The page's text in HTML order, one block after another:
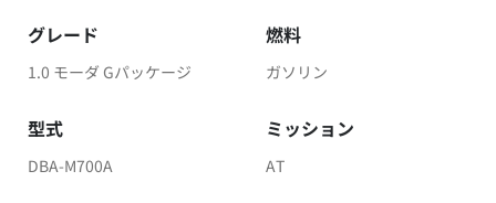
グレード
1.0 モーダ Gパッケージ
燃料
ガソリン
型式
DBA-M700A
ミッション
AT